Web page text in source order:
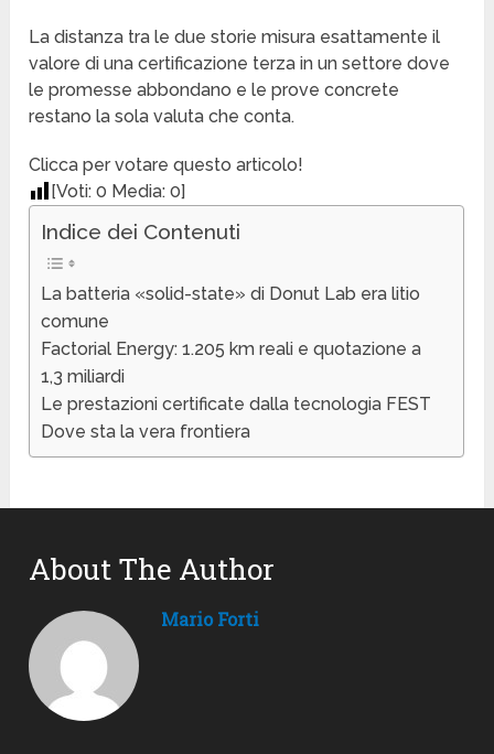
La distanza tra le due storie misura esattamente il
valore di una certificazione terza in un settore dove
le promesse abbondano e le prove concrete
restano la sola valuta che conta.
Clicca per votare questo articolo!
[Voti:0 Media:0]
Indice dei Contenuti
La batteria «solid-state» di Donut Lab era litio
comune
Factorial Energy: 1.205 km reali e quotazione a
1,3 miliardi
Le prestazioni certificate dalla tecnologia FEST
Dove sta la vera frontiera
About The Author
Mario Forti